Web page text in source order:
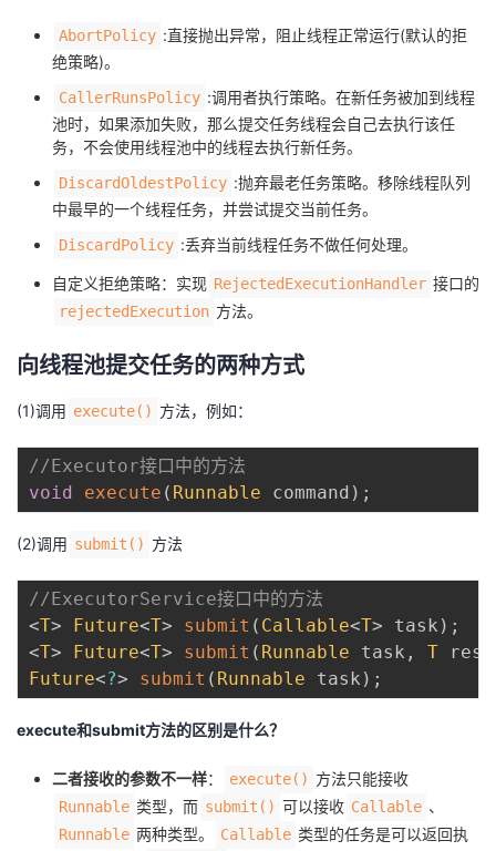
AbortPolicy :直接抛出异常，阻止线程正常运行(默认的拒
绝策略)。
CallerRunsPolicy :调用者执行策略。在新任务被加到线程
池时，如果添加失败，那么提交任务线程会自己去执行该任
务，不会使用线程池中的线程去执行新任务。
DiscardOldestPolicy :抛弃最老任务策略。移除线程队列
中最早的一个线程任务，并尝试提交当前任务。
DiscardPolicy :丢弃当前线程任务不做任何处理。
自定义拒绝策略：实现 RejectedExecutionHandler 接口的
rejectedExecution 方法。
向线程池提交任务的两种方式
(1)调用 execute() 方法，例如：
//Executor接口中的方法
void
execute ( Runnable command ) ;
(2)调用 submit() 方法
//ExecutorService接口中的方法
<T> Future<T> submit ( Callable<T> task ) ;
<T> Future<T> submit ( Runnable task , T
Future<?> submit ( Runnable task ) ;
execute和submit方法的区别是什么？
二者接收的参数不一样： execute() 方法只能接收
Runnable 类型，而 submit() 可以接收 Callable 、
Runnable 两种类型。 Callable 类型的任务是可以返回执